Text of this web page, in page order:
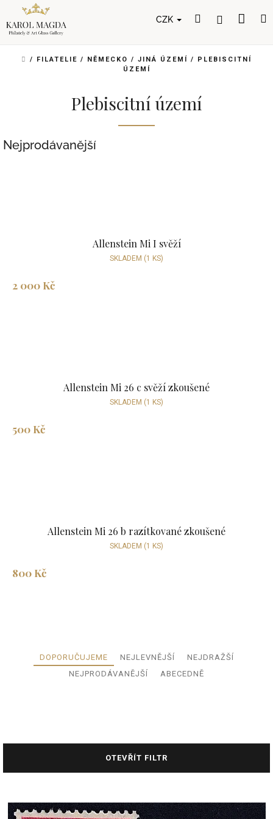
obsah
CZK HledatPřihlášení
DOMŮ
/ FILATELIE / NĚMECKO / JINÁ ÚZEMÍ /
PLEBISCITNÍ
ÚZEMÍ
Plebiscitní území
Nejprodávanější
Allenstein Mi I svěží
SKLADEM (1 KS)
2 000 Kč
Allenstein Mi 26 c svěží zkoušené
SKLADEM (1 KS)
500 Kč
Allenstein Mi 26 b razítkované zkoušené
SKLADEM (1 KS)
800 Kč
Ř
a
r
o
d
k
DOPORUČUJEME NEJLEVNĚJŠÍ
NEJDRAŽŠÍ
NEJPRODÁVANĚJŠÍ
ABECEDNĚ
OTEVŘÍT FILTR
ý